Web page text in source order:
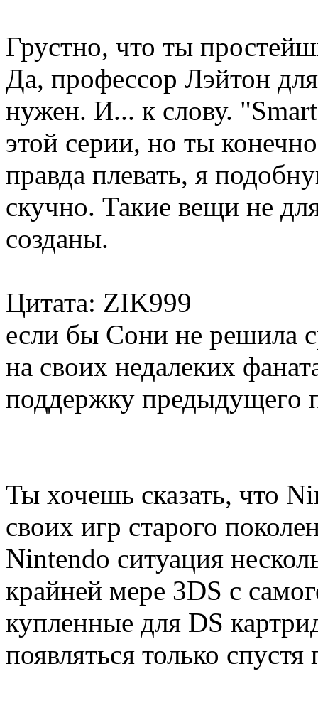
Грустно, что ты
Да, профессор Лэйтон
нужен. И... к слову.
этой серии, но ты
правда плевать, я
скучно. Такие вещи не
созданы.
Цитата: ZIK999
если бы Сони не решила
на своих недалеких
поддержку предыдущего
Ты хочешь сказать, что
своих игр старого
Nintendo ситуация
крайней мере 3DS с
купленные для DS
появляться только спустя